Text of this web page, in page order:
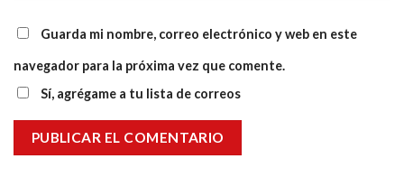
Guarda mi nombre, correo electrónico y web en este
navegador para la próxima vez que comente.
Sí, agrégame a tu lista de correos